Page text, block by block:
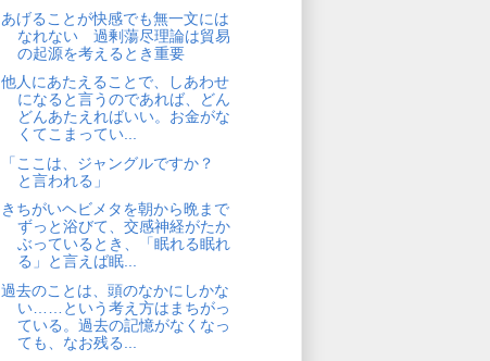
あげることが快感でも無一文には
なれない 過剰蕩尽理論は貿易
の起源を考えるとき重要
他人にあたえることで、しあわせ
になると言うのであれば、どん
どんあたえればいい。お金がな
くてこまってい...
「ここは、ジャングルですか？
と言われる」
きちがいヘビメタを朝から晩まで
ずっと浴びて、交感神経がたか
ぶっているとき、「眠れる眠れ
る」と言えば眠...
過去のことは、頭のなかにしかな
い……という考え方はまちがっ
ている。過去の記憶がなくなっ
ても、なお残る...